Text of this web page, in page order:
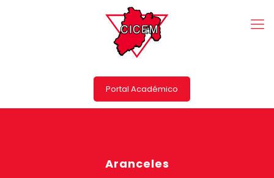
Portal Académico
Aranceles